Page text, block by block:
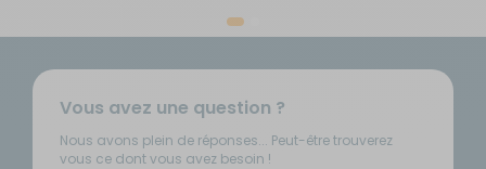
Vous avez une question ?
Nous avons plein de réponses... Peut-être trouverez
vous ce dont vous avez besoin !